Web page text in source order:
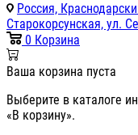
Россия,
Старокорсунская, ул.
0 Корзина
Ваша корзина пуста
Выберите в каталоге
«В корзину».